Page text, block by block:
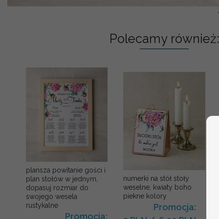
Polecamy również:
plansza powitanie gości i
plan stołów w jednym,
dopasuj rozmiar do
swojego wesela
rustykalne
Promocja:
numerki na stół stoły
weselne, kwiaty boho
piekne kolory
Promocja: